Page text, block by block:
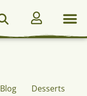
Blog
Desserts